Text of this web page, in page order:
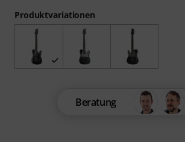
Produktvariationen
Beratung